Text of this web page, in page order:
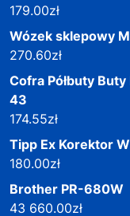
179.00zł
Wózek sklepowy
270.60zł
Cofra Półbuty
43
174.55zł
Tipp Ex Korektor
180.00zł
Brother PR-680W
43 660.00zł